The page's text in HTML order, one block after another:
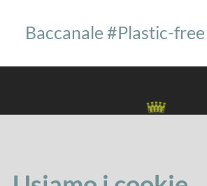
Baccanale #Plastic-free